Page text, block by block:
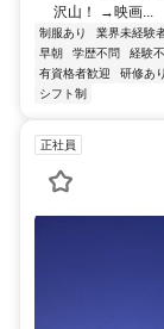
沢山！ →映画...
制服あり 業界未経験
早朝
学歴不問 経験
有資格者歓迎
研修あり
シフト制
正社員